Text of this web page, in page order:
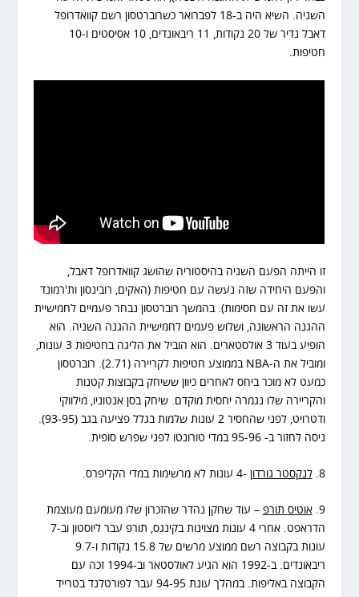
השניה. השיא היה ב-18 לפברואר כשרוברטסון רשם קוואדרופל
דאבל נדיר של 20 נקודות, 11 ריבאונדים, 10 אסיסטים ו-10
חטיפות.
זו הייתה הפעם השניה בהיסטוריה שהושג קוואדרופל דאבל,
והפעם היחידה שזה נעשה עם חטיפות (האקים, רובינסון ות'רמונד
עשו את זה עם חסימות). בהמשך רוברטסון נבחר פעמיים לחמישיית
ההגנה הראשונה, ושלוש פעמים לחמישיית ההגנה השניה. הוא
הופיע בעוד 3 אולסטארים. הוא הוביל את הליגה בחטיפות 3 עונות,
ומוביל את ה-NBA בממוצע חטיפות לקריירה (2.71). רוברטסון
כמעט לא מוכר ביחס לאחרים כיוון ששיחק בקבוצות קטנות
והקריירה שלו נגמרה יחסית מוקדם. שיחק בסן אנטוניו, מילווקי
ודטרויט, לפני שהחסיר 2 עונות שלמות בגלל פציעה בגב (93-95).
ניסה לחזור ב- 95-96 במדי טורונטו לפני שפרש סופית.
8. לנקסטר גורדון -4 עונות לא מרשימות במדי הקליפרס.
9. אוטיס תורפ – עוד שחקן נהדר שהזכרון שלו מעומעם מעוצמת
הדראפט. אחרי 4 עונות מצוינות בקינגס, תורפ עבר ליוסטון וב-7
עונות בקבוצה רשם ממוצע מרשים של 15.8 נקודות ו-9.7
ריבאונדים. ב-1992 הוא הגיע לאולסטאר וב-1994 זכה עם
הקבוצה באליפות. במהלך עונת 94-95 עבר לפורטלנד בטרייד